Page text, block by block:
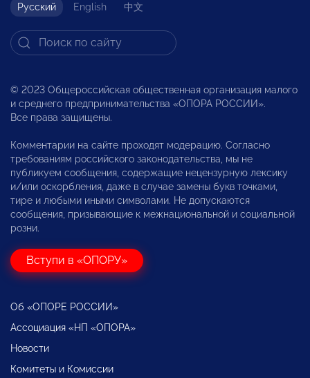
Русский English 中文
© 2023 Общероссийская общественная организация малого
и среднего предпринимательства «ОПОРА РОССИИ».
Все права защищены.
Комментарии на сайте проходят модерацию. Согласно
требованиям российского законодательства, мы не
публикуем сообщения, содержащие нецензурную лексику
и/или оскорбления, даже в случае замены букв точками,
тире и любыми иными символами. Не допускаются
сообщения, призывающие к межнациональной и социальной
розни.
Вступи в «ОПОРУ»
Об «ОПОРЕ РОССИИ»
Ассоциация «НП «ОПОРА»
Новости
Комитеты и Комиссии